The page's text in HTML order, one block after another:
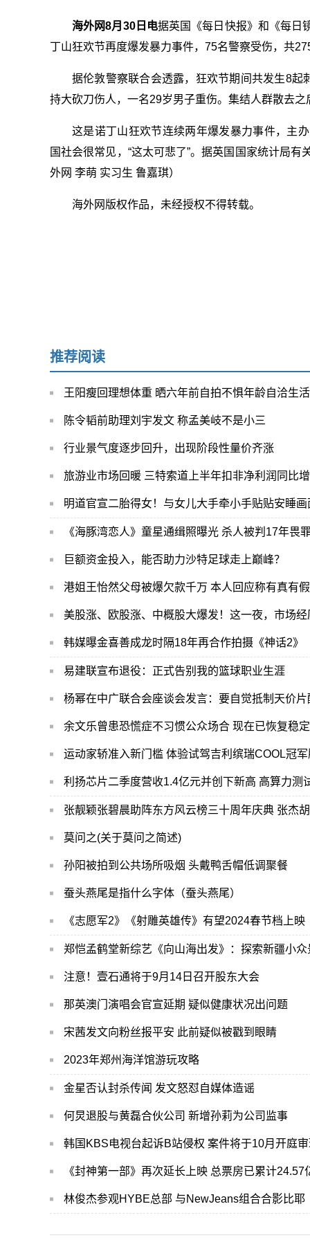
海外网8月30日电据英国《每日快报》和《每日
丁山狂欢节再度爆发暴力事件，75名警察受伤，共
据伦敦警察联合会透露，狂欢节期间共发生8
持大砍刀伤人，一名29岁男子重伤。集结人群散去
这是诺丁山狂欢节连续两年爆发暴力事件，主
国社会很常见，“这太可悲了”。据英国国家统计局
外网 李萌 实习生 鲁嘉琪）
海外网版权作品，未经授权不得转载。
推荐阅读
王阳瘦回理想体重 晒六年前自拍不惧年龄自洽生活
陈令韬前助理刘宇发文 称孟美岐不是小三
行业景气度逐步回升，出现阶段性量价齐涨
旅游业市场回暖 三特索道上半年扣非净利润同比
明道官宣二胎得女！与女儿大手牵小手贴贴安睡画
《海豚湾恋人》童星通缉照曝光 杀人被判17年畏
巨额资金投入，能否助力沙特足球走上巅峰？
港姐王怡然父母被爆欠款千万 本人回应称有真有假
美股涨、欧股涨、中概股大爆发！这一夜，市场经
韩媒曝金喜善成龙时隔18年再合作拍摄《神话2》
易建联宣布退役：正式告别我的篮球职业生涯
杨幂在中广联合会座谈会发言：要自觉抵制天价
余文乐曾患恐慌症不习惯公众场合 现在已恢复稳定
运动家轿准入新门槛 体验试驾吉利缤瑞COOL冠军
张靓颖张碧晨助阵东方风云榜三十周年庆典 张杰
莫问之(关于莫问之简述)
孙阳被拍到公共场所吸烟 头戴鸭舌帽低调聚餐
蚕头燕尾是指什么字体（蚕头燕尾）
《志愿军2》《射雕英雄传》有望2024春节档上映
郑恺孟鹤堂新综艺《向山海出发》：探索新疆小
注意！壹石通将于9月14日召开股东大会
那英澳门演唱会官宣延期 疑似健康状况出问题
宋茜发文向粉丝报平安 此前疑似被戳到眼睛
2023年郑州海洋馆游玩攻略
金星否认封杀传闻 发文怒怼自媒体造谣
何炅退股与黄磊合伙公司 新增孙莉为公司监事
韩国KBS电视台起诉B站侵权 案件将于10月开庭
《封神第一部》再次延长上映 总票房已累计24.57
林俊杰参观HYBE总部 与NewJeans组合合影比耶